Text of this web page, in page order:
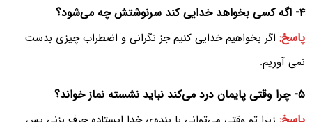
۴- اگه کسی بخواهد خدایی کند سرنوشتش چه می‌‌شود؟
پاسخ: اگر بخواهیم خدایی کنیم جز نگرانی و اضطراب چیزی بدست
نمی آوریم.
۵- چرا وقتی پایمان درد می‌‌کند نباید نشسته نماز خواند؟